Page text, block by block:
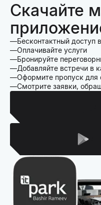
Скачайте
Бесконтактный доступ
Оплачивайте услуги
Бронируйте
Добавляйте встречи в
Оформите пропуск для
Смотрите заявки,